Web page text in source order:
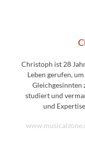
Christoph ist 28
Leben gerufen,
Gleichgesinnten
studiert und
und